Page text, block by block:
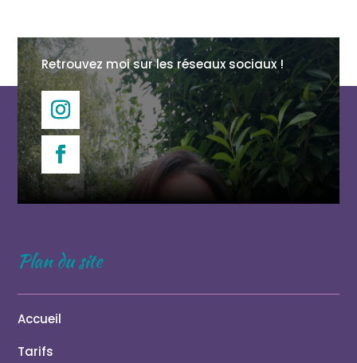
Retrouvez moi sur les réseaux sociaux !
Plan du site
Accueil
Tarifs